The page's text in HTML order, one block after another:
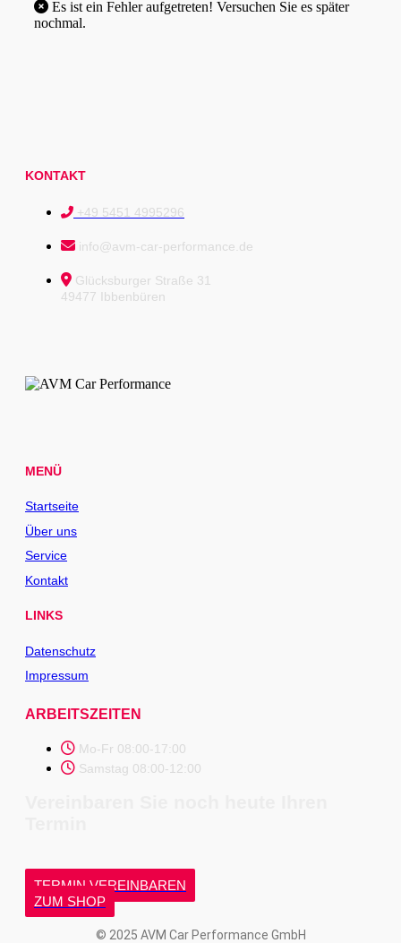
nochmal.
KONTAKT
+49 5451 4995296
info@avm-car-performance.de
Glücksburger Straße 31
49477 Ibbenbüren
MENÜ
Startseite
Über uns
Service
Kontakt
LINKS
Datenschutz
Impressum
ARBEITSZEITEN
Mo-Fr 08:00-17:00
Samstag 08:00-12:00
TERMIN VEREINBAREN
ZUM SHOP
© 2025 AVM Car Performance GmbH